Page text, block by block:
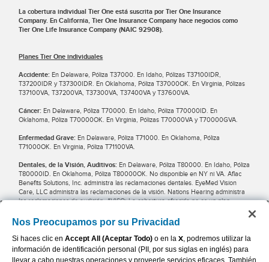
La cobertura individual Tier One está suscrita por Tier One Insurance
Company. En California, Tier One Insurance Company hace negocios como
Tier One Life Insurance Company (NAIC 92908).
Planes Tier One individuales
Accidente: En Delaware, Póliza T37000. En Idaho, Pólizas T37100IDR,
T37200IDR y T37300IDR. En Oklahoma, Póliza T37000OK. En Virginia, Pólizas
T37100VA, T37200VA, T37300VA, T37400VA y T37600VA.
Cáncer: En Delaware, Póliza T70000. En Idaho, Póliza T70000ID. En
Oklahoma, Póliza T70000OK. En Virginia, Pólizas T70000VA y T70000GVA.
Enfermedad Grave: En Delaware, Póliza T71000. En Oklahoma, Póliza
T71000OK. En Virginia, Póliza T71100VA.
Dentales, de la Visión, Auditivos: En Delaware, Póliza T80000. En Idaho, Póliza
T80000ID. En Oklahoma, Póliza T80000OK. No disponible en NY ni VA. Aflac
Benefits Solutions, Inc. administra las reclamaciones dentales. EyeMed Vision
Care, LLC administra las reclamaciones de la visión. Nations Hearing administra
las reclamaciones de audición. AVISO: La cobertura ofrecida no es un plan
médico calificado (Qualified Health Plan, QHP) en virtud de la Ley de Protección al
Paciente y Cuidado de Salud a Bajo Precio (Affordable Care Act, ACA), y no está
obligada a satisfacer los requisitos de beneficiosesenciales de salud de la ACA.
La cobertura proporciona beneficioslimitados.
Nos Preocupamos por su Privacidad
Si haces clic en Accept All (Aceptar Todo) o en la X, podremos utilizar la
información de identificación personal (PII, por sus siglas en inglés) para
llevar a cabo nuestras operaciones y proveerle servicios eficaces. También